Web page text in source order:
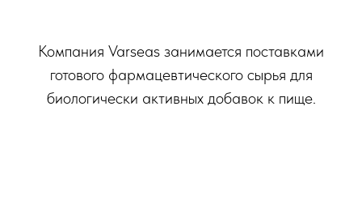
Компания Varseas занимается поставками
готового фармацевтического сырья для
биологически активных добавок к пище.